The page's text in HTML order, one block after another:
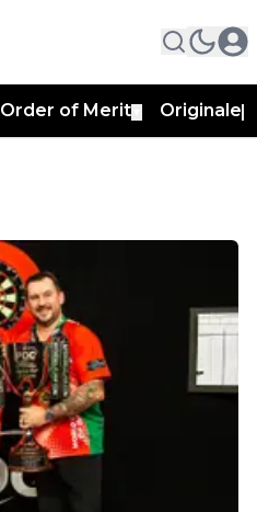
Order of Merit Originale